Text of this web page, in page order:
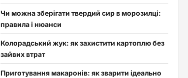
Чи можна зберігати твердий сир в морозилці:
правила і нюанси
Колорадський жук: як захистити картоплю без
зайвих втрат
Приготування макаронів: як зварити ідеально